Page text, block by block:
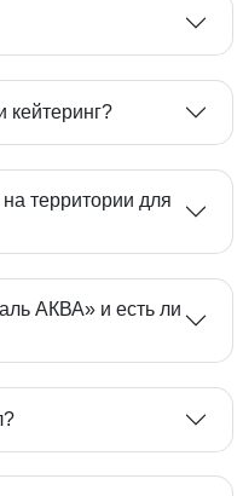
8 800 333-09-08
личность
действия
военное время;
гражданина РФ,
гостя,
РФ,
им
водительского
кейтеринг?
территории для
падел
АКВА» и есть ли